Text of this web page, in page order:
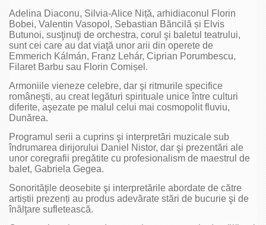
Adelina Diaconu, Silvia-Alice Niță, arhidiaconul Florin
Bobei, Valentin Vasopol, Sebastian Băncilă și Elvis
Butunoi, susţinuţi de orchestra, corul şi baletul teatrului,
sunt cei care au dat viaţă unor arii din operete de
Emmerich Kálmán, Franz Lehár, Ciprian Porumbescu,
Filaret Barbu sau Florin Comișel.
Armoniile vieneze celebre, dar şi ritmurile specifice
româneşti, au creat legături spirituale unice între culturi
diferite, aşezate pe malul celui mai cosmopolit fluviu,
Dunărea.
Programul serii a cuprins şi interpretări muzicale sub
îndrumarea dirijorului Daniel Nistor, dar şi prezentări ale
unor coregrafii pregătite cu profesionalism de maestrul de
balet, Gabriela Gegea.
Sonorităţile deosebite şi interpretările abordate de către
artiștii prezenți au produs adevărate stări de bucurie şi de
înălţare sufletească.